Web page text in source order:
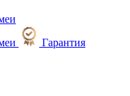
Гарантия